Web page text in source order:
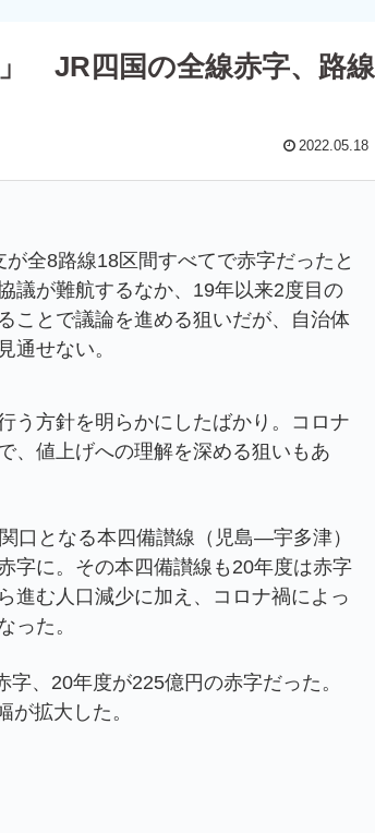
JR四国の全線赤字、路線
2022.05.18
全8路線18区間すべてで赤字だったと
議が難航するなか、19年以来2度目の
ことで議論を進める狙いだが、自治体
通せない。
う方針を明らかにしたばかり。コロナ
、値上げへの理解を深める狙いもあ
口となる本四備讃線（児島―宇多津）
字に。その本四備讃線も20年度は赤字
進む人口減少に加え、コロナ禍によっ
った。
、20年度が225億円の赤字だった。
拡大した。